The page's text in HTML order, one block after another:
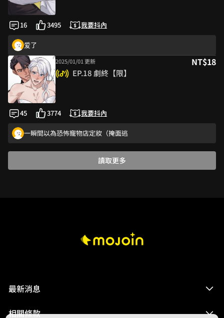
嗚嗚人家是限制級的意思，不是限定話次啦｡ﾟ(ﾟ´ω`ﾟ)ﾟ｡ 老師精心
要完結了:(
家人們我名字打錯了啊啊啊啊
因為愛他所以放手,可憐的佐律,番外一定要給他在找一個🌚
律佐雖然是心機男孩 但還請給他一個情人 ….或一個炮（?
16 3495 我要抖內
爱了
一起嘛 三人行不好嗎😩
阿阿阿阿阿！！！好甜啊！！！！！！
超喜歡！！！！
曉岳也很善良！沒有真的說出是律佐間接使劇本改掉的 也蠻心疼律
2025/01/01 更新 NT$18
EP.18 劇終【限】
45 3774 我要抖內
一瞬間以為恐怖寵物店定妝（掩面逃
讀取更多
最新消息
相關條款